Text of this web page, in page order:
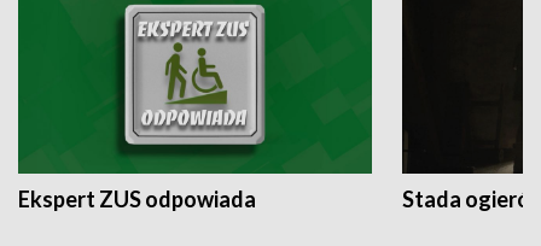
Ekspert ZUS odpowiada Stada